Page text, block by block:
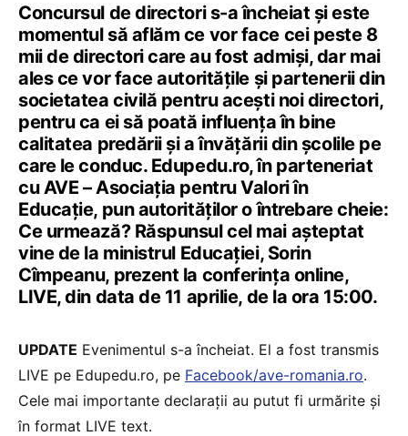
Concursul de directori s-a încheiat și este
momentul să aflăm ce vor face cei peste 8
mii de directori care au fost admiși, dar mai
ales ce vor face autoritățile și partenerii din
societatea civilă pentru acești noi directori,
pentru ca ei să poată influența în bine
calitatea predării și a învățării din școlile pe
care le conduc. Edupedu.ro, în parteneriat
cu AVE – Asociația pentru Valori în
Educație, pun autorităților o întrebare cheie:
Ce urmează? Răspunsul cel mai așteptat
vine de la ministrul Educației, Sorin
Cîmpeanu, prezent la conferința online,
LIVE, din data de 11 aprilie, de la ora 15:00.
UPDATE Evenimentul s-a încheiat. El a fost transmis
LIVE pe Edupedu.ro, pe Facebook/ave-romania.ro.
Cele mai importante declarații au putut fi urmărite și
în format LIVE text.